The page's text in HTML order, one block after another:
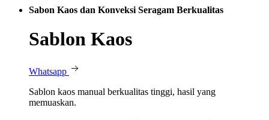
Sabon Kaos dan Konveksi Seragam Berkualitas
Sablon Kaos
Whatsapp
Sablon kaos manual berkualitas tinggi, hasil yang
memuaskan.